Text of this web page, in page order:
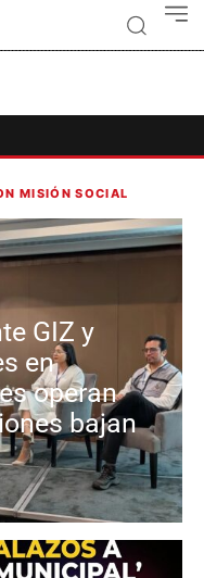
MISIÓN SOCIAL
GIZ y
en
operan
bajan